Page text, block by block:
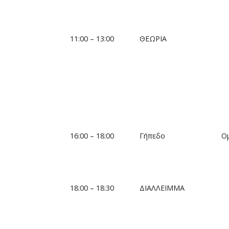
11:00 – 13:00 ΘΕΩΡΙΑ
16:00 – 18:00 Γήπεδο
18:00 – 18:30 ΔΙΑΛΛΕΙΜΜΑ